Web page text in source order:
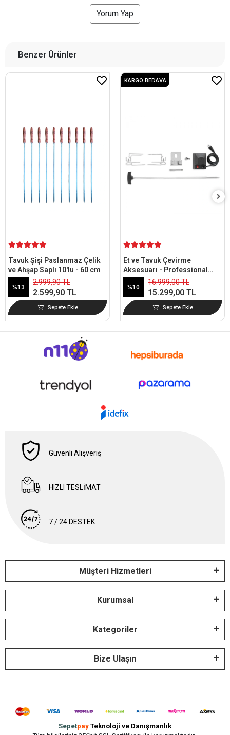
Yorum Yap
Benzer Ürünler
Tavuk Şişi Paslanmaz Çelik
ve Ahşap Saplı 10'lu - 60 cm
%13
2.999,90 TL
2.599,90 TL
Sepete Ekle
KARGO BEDAVA
Et ve Tavuk Çevirme
Aksesuarı - Professional
Kömürlü Serisi
%10
16.999,00 TL
15.299,00 TL
Sepete Ekle
Güvenli Alışveriş
HIZLI TESLİMAT
7 / 24 DESTEK
Müşteri Hizmetleri
Kurumsal
Kategoriler
Bize Ulaşın
Sepetpay Teknoloji ve Danışmanlık